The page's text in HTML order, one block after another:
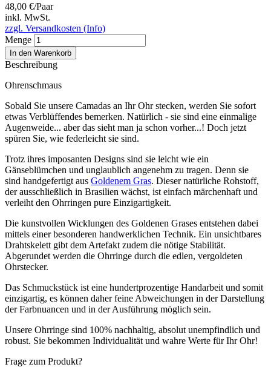
48,00 €/Paar
inkl. MwSt.
zzgl. Versandkosten (Info)
Menge
In den Warenkorb
Beschreibung
Ohrenschmaus
Sobald Sie unsere Camadas an Ihr Ohr stecken, werden Sie sofort
etwas Verblüffendes bemerken. Natürlich - sie sind eine einmalige
Augenweide... aber das sieht man ja schon vorher...! Doch jetzt
spüren Sie, wie federleicht sie sind.
Trotz ihres imposanten Designs sind sie leicht wie ein
Gänseblümchen und unglaublich angenehm zu tragen. Denn sie
sind handgefertigt aus Goldenem Gras. Dieser natürliche Rohstoff,
der ausschließlich in Brasilien wächst, ist einfach märchenhaft und
verleiht den Ohrringen pure Einzigartigkeit.
Die kunstvollen Wicklungen des Goldenen Grases entstehen dabei
mittels einer besonderen handwerklichen Technik. Ein unsichtbares
Drahtskelett gibt dem Artefakt zudem die nötige Stabilität.
Abgerundet werden die Ohrringe durch die edlen, vergoldeten
Ohrstecker.
Das Schmuckstück ist eine hundertprozentige Handarbeit und somit
einzigartig, es können daher feine Abweichungen in der Darstellung
der Farbnuancen und in der Ausführung möglich sein.
Unsere Ohrringe sind 100% nachhaltig, absolut unempfindlich und
robust. Sie bekommen Individualität und wahre Werte für Ihr Ohr!
Frage zum Produkt?